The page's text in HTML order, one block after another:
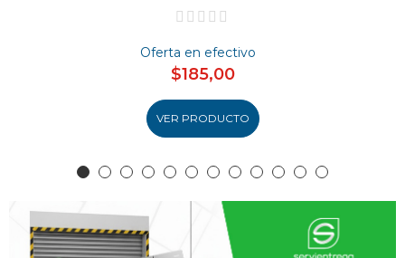
Oferta en efectivo
$185,00
VER PRODUCTO